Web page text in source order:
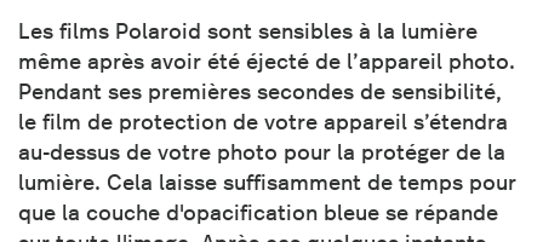
Les films Polaroid sont sensibles à la lumière
même après avoir été éjecté de l’appareil photo.
Pendant ses premières secondes de sensibilité,
le film de protection de votre appareil s’étendra
au-dessus de votre photo pour la protéger de la
lumière. Cela laisse suffisamment de temps pour
que la couche d'opacification bleue se répande